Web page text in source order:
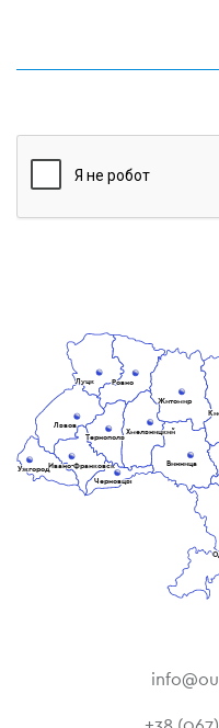
Львов
Луцк Ровно
Винница
Хмельницкий
Житомир
Черновцы
УжгородИвано-Франковск
Тернополь